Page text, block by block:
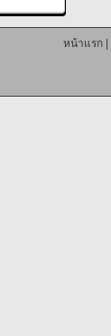
หน้าแรก|